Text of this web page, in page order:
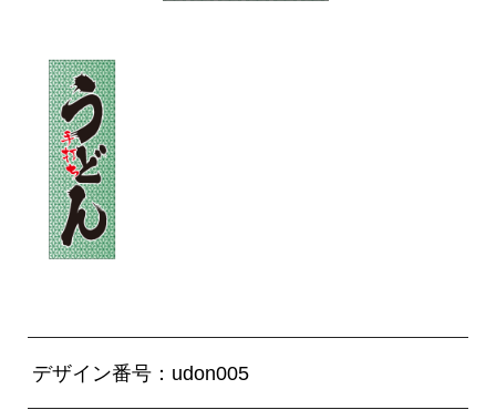
デザイン番号：udon005